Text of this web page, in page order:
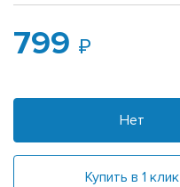
799
Нет
Купить в 1 клик